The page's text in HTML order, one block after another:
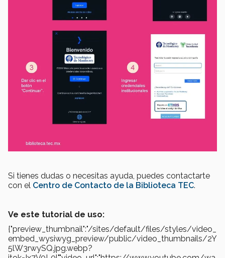
Si tienes dudas o necesitas ayuda, puedes contactarte
con el Centro de Contacto de la Biblioteca TEC.
Ve este tutorial de uso:
{"preview_thumbnail":"/sites/default/files/styles/video_
embed_wysiwyg_preview/public/video_thumbnails/2Y
5lW3rwySQ.jpg.webp?